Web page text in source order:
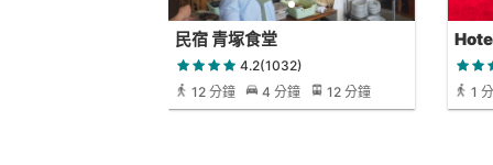
民宿 青塚食堂
4.2(1032)
12 分鐘
4 分鐘 12 分鐘 1